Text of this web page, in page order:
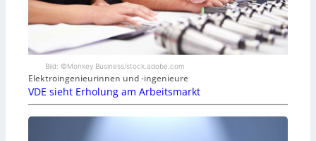
Bild: ©Monkey Business/stock.adobe.com
Elektroingenieurinnen und -ingenieure
VDE sieht Erholung am Arbeitsmarkt